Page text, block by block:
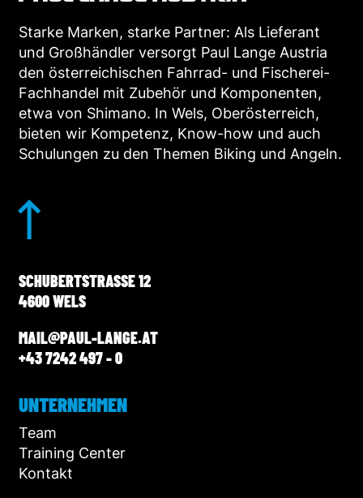
Starke Marken, starke Partner: Als Lieferant
und Großhändler versorgt Paul Lange Austria
den österreichischen Fahrrad- und Fischerei-
Fachhandel mit Zubehör und Komponenten,
etwa von Shimano. In Wels, Oberösterreich,
bieten wir Kompetenz, Know-how und auch
Schulungen zu den Themen Biking und Angeln.
SCHUBERTSTRASSE 12
4600 WELS
MAIL@PAUL-LANGE.AT
+43 7242 497 - 0
UNTERNEHMEN
Team
Training Center
Kontakt